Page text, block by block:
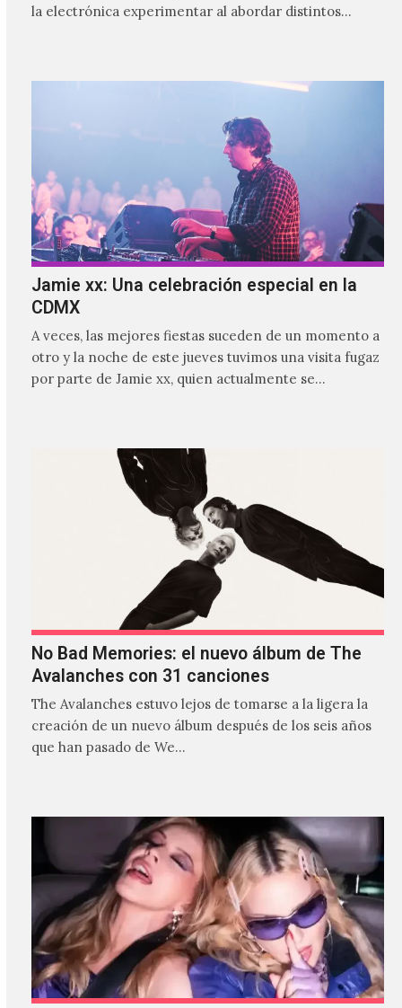
la electrónica experimentar al abordar distintos
Jamie xx: Una celebración especial en la
CDMX
A veces, las mejores fiestas suceden de un momento a
otro y la noche de este jueves tuvimos una visita fugaz
por parte de Jamie xx, quien actualmente se
No Bad Memories: el nuevo álbum de The
Avalanches con 31 canciones
The Avalanches estuvo lejos de tomarse a la ligera la
creación de un nuevo álbum después de los seis años
que han pasado de We…